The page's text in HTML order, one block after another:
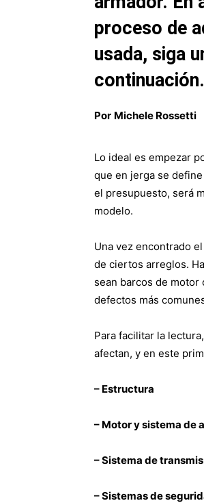
proceso de
usada, siga
continuación.
Por Michele Rossetti
Lo ideal es empezar
que en jerga se
el presupuesto, será
modelo.
Una vez encontrado
de ciertos arreglos.
sean barcos de
defectos más
Para facilitar la
afectan, y en este
– Estructura
– Motor y sistema de
– Sistema de
– Sistemas de